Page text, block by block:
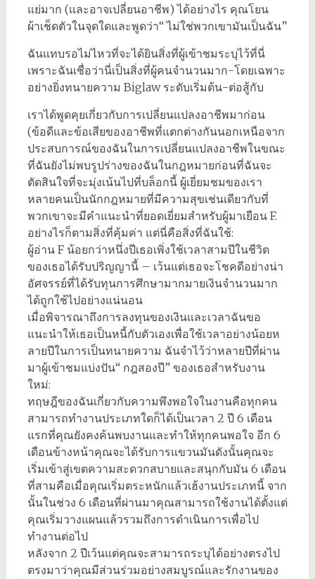
แย่มาก (และอาจเปลี่ยนอาชีพ) ได้อย่างไร คุณโยน
ผ้าเช็ดตัวในจุดใดและพูดว่า“ ไม่ใช่พวกเขามันเป็นฉัน”
ฉันแทบรอไม่ไหวที่จะได้ยินสิ่งที่ผู้เข้าชมระบุไว้ที่นี่
เพราะฉันเชื่อว่านี่เป็นสิ่งที่ผู้คนจำนวนมาก-โดยเฉพาะ
อย่างยิ่งทนายความ Biglaw ระดับเริ่มต้น-ต่อสู้กับ
เราได้พูดคุยเกี่ยวกับการเปลี่ยนแปลงอาชีพมาก่อน
(ข้อดีและข้อเสียของอาชีพที่แตกต่างกันนอกเหนือจาก
ประสบการณ์ของฉันในการเปลี่ยนแปลงอาชีพในขณะ
ที่ฉันยังไม่พบรูปร่างของฉันในกฎหมายก่อนที่ฉันจะ
ตัดสินใจที่จะมุ่งเน้นไปที่บล็อกนี้ ผู้เยี่ยมชมของเรา
หลายคนเป็นนักกฎหมายที่มีความสุขเช่นเดียวกับที่
พวกเขาจะมีคำแนะนำที่ยอดเยี่ยมสำหรับผู้มาเยือน F.
อย่างไรก็ตามสิ่งที่คุ้มค่า แต่นี่คือสิ่งที่ฉันใช้:
ผู้อ่าน F น้อยกว่าหนึ่งปีเธอเพิ่งใช้เวลาสามปีในชีวิต
ของเธอได้รับปริญญานี้ – เว้นแต่เธอจะโชคดีอย่างน่า
อัศจรรย์ที่ได้รับทุนการศึกษามากมายเงินจำนวนมาก
ได้ถูกใช้ไปอย่างแน่นอน
เมื่อพิจารณาถึงการลงทุนของเงินและเวลาฉันขอ
แนะนำให้เธอเป็นหนี้กับตัวเองเพื่อใช้เวลาอย่างน้อยห
ลายปีในการเป็นทนายความ ฉันจำไว้ว่าหลายปีที่ผ่าน
มาผู้เข้าชมแบ่งปัน“ กฎสองปี” ของเธอสำหรับงาน
ใหม่:
ทฤษฎีของฉันเกี่ยวกับความพึงพอใจในงานคือทุกคน
สามารถทำงานประเภทใดก็ได้เป็นเวลา 2 ปี 6 เดือน
แรกที่คุณยังคงค้นพบงานและทำให้ทุกคนพอใจ อีก 6
เดือนข้างหน้าคุณจะได้รับการแขวนมันดังนั้นคุณจะ
เริ่มเข้าสู่เขตความสะดวกสบายและสนุกกับมัน 6 เดือน
ที่สามคือเมื่อคุณเริ่มตระหนักแล้วเฮ้งานประเภทนี้ จาก
นั้นในช่วง 6 เดือนที่ผ่านมาคุณสามารถใช้งานได้ตั้งแต่
คุณเริ่มวางแผนแล้วรวมถึงการดำเนินการเพื่อไป
ทำงานต่อไป
หลังจาก 2 ปีเว้นแต่คุณจะสามารถระบุได้อย่างตรงไป
ตรงมาว่าคุณมีส่วนร่วมอย่างสมบูรณ์และรักงานของ